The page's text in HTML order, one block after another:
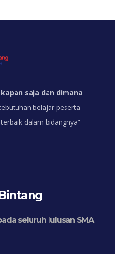
saja dan dimana
belajar peserta
dalam bidangnya”
seluruh lulusan SMA